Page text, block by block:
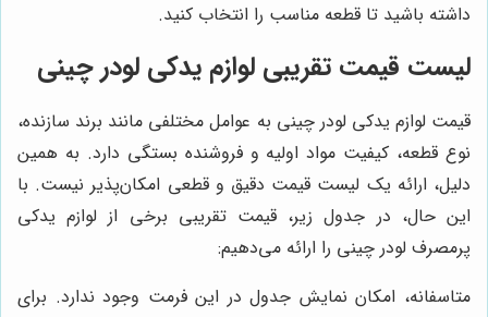
داشته باشید تا قطعه مناسب را انتخاب کنید.
لیست قیمت تقریبی لوازم یدکی لودر چینی
قیمت لوازم یدکی لودر چینی به عوامل مختلفی مانند برند سازنده،
نوع قطعه، کیفیت مواد اولیه و فروشنده بستگی دارد. به همین
دلیل، ارائه یک لیست قیمت دقیق و قطعی امکان‌پذیر نیست. با
این حال، در جدول زیر، قیمت تقریبی برخی از لوازم یدکی
پرمصرف لودر چینی را ارائه می‌دهیم:
متاسفانه، امکان نمایش جدول در این فرمت وجود ندارد. برای